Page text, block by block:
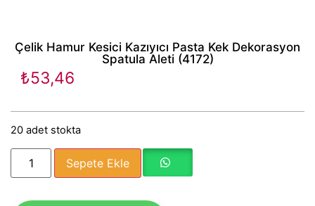
Çelik Hamur Kesici Kazıyıcı Pasta Kek Dekorasyon
Spatula Aleti (4172)
₺53,46
20 adet stokta
Sepete Ekle